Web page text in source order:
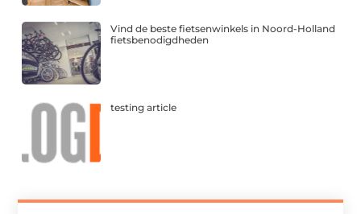
Vind de beste fietsenwinkels in Noord-Holland
fietsbenodigdheden
testing article